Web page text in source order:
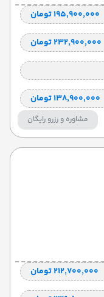
۱۹۵٬۹۰۰٬۰۰۰ تومان
۲۳۲٬۹۰۰٬۰۰۰ تومان
۱۳۸٬۹۰۰٬۰۰۰ تومان
مشاوره و رزرو رایگان
۲۱۲٬۷۰۰٬۰۰۰ تومان